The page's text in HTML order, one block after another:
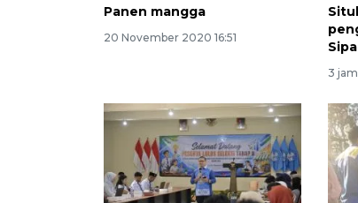
Panen mangga
20 November 2020 16:51
3